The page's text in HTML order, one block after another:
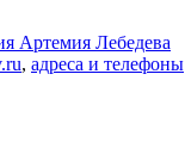
Артемия Лебедева
, адреса и телефоны